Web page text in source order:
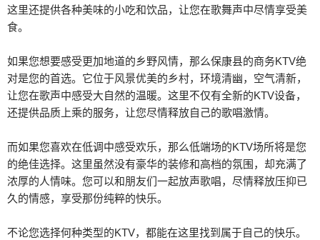
这里还提供各种美味的小吃和饮品，让您在歌舞声中尽情享受美
食。
如果您想要感受更加地道的乡野风情，那么保康县的商务KTV绝
对是您的首选。它位于风景优美的乡村，环境清幽，空气清新，
让您在歌声中感受大自然的温暖。这里不仅有全新的KTV设备，
还提供品质上乘的服务，让您尽情释放自己的歌唱激情。
而如果您喜欢在低调中感受欢乐，那么低端场的KTV场所将是您
的绝佳选择。这里虽然没有豪华的装修和高档的氛围，却充满了
浓厚的人情味。您可以和朋友们一起放声歌唱，尽情释放压抑已
久的情感，享受那份纯粹的快乐。
不论您选择何种类型的KTV，都能在这里找到属于自己的快乐。